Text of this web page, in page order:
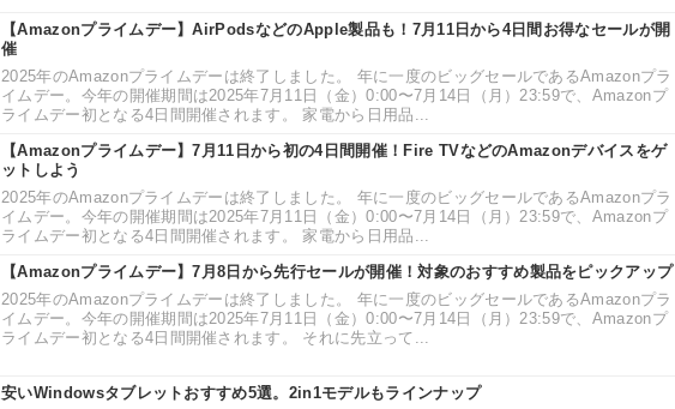
【Amazonプライムデー】AirPodsなどのApple製品も！7月11日から4日間お得なセールが開
催
2025年のAmazonプライムデーは終了しました。 年に一度のビッグセールであるAmazonプラ
イムデー。今年の開催期間は2025年7月11日（金）0:00〜7月14日（月）23:59で、Amazonプ
ライムデー初となる4日間開催されます。 家電から日用品...
【Amazonプライムデー】7月11日から初の4日間開催！Fire TVなどのAmazonデバイスをゲ
ットしよう
2025年のAmazonプライムデーは終了しました。 年に一度のビッグセールであるAmazonプラ
イムデー。今年の開催期間は2025年7月11日（金）0:00〜7月14日（月）23:59で、Amazonプ
ライムデー初となる4日間開催されます。 家電から日用品...
【Amazonプライムデー】7月8日から先行セールが開催！対象のおすすめ製品をピックアップ
2025年のAmazonプライムデーは終了しました。 年に一度のビッグセールであるAmazonプラ
イムデー。今年の開催期間は2025年7月11日（金）0:00〜7月14日（月）23:59で、Amazonプ
ライムデー初となる4日間開催されます。 それに先立って...
安いWindowsタブレットおすすめ5選。2in1モデルもラインナップ